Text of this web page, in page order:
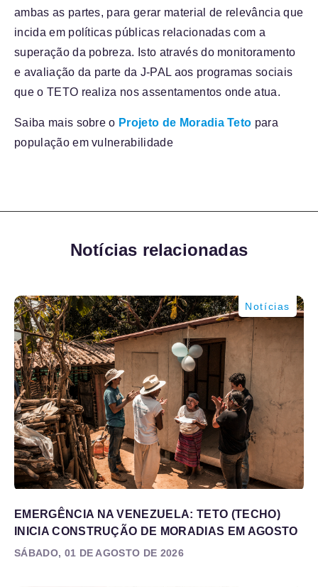
ambas as partes, para gerar material de relevância que
incida em políticas públicas relacionadas com a
superação da pobreza. Isto através do monitoramento
e avaliação da parte da J-PAL aos programas sociais
que o TETO realiza nos assentamentos onde atua.
Saiba mais sobre o Projeto de Moradia Teto para
população em vulnerabilidade
Notícias relacionadas
Notícias
EMERGÊNCIA NA VENEZUELA: TETO (TECHO)
INICIA CONSTRUÇÃO DE MORADIAS EM AGOSTO
SÁBADO, 01 DE AGOSTO DE 2026